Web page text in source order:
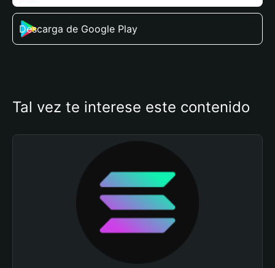
Descarga de Google Play
Tal vez te interese este contenido